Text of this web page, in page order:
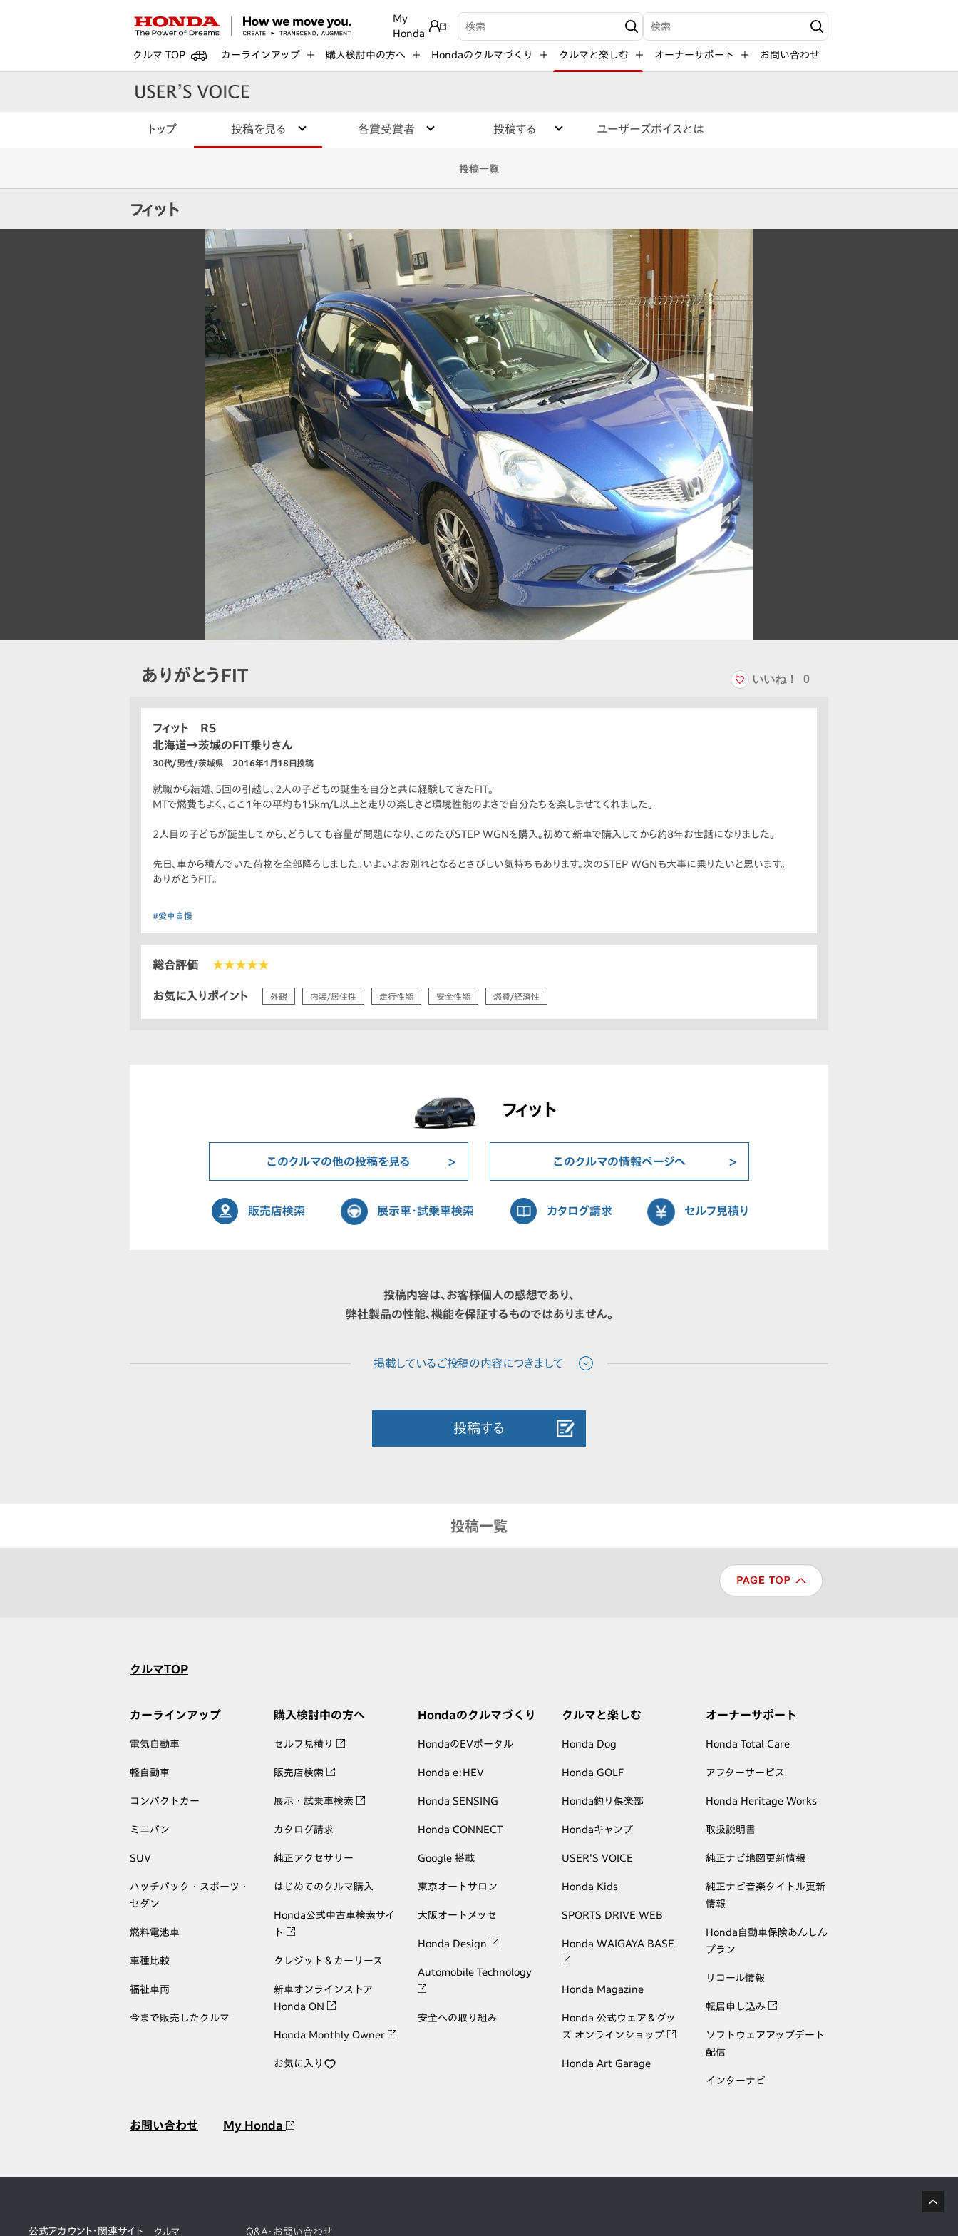
My
Honda
検索キーワード入力 検索キーワード入力
クルマ TOP カーラインアップ 購入検討中の方へ Hondaのクルマづくり クルマと楽しむ オーナーサポート お問い合わせ
トップ 投稿を見る 各賞受賞者 投稿する ユーザーズボイスとは
投稿一覧
フィット
ありがとうFIT いいね！ 0
フィット RS
北海道→茨城のFIT乗りさん
30代/男性/茨城県 2016年1月18日投稿
就職から結婚、5回の引越し、2人の子どもの誕生を自分と共に経験してきたFIT。
MTで燃費もよく、ここ1年の平均も15km/L以上と走りの楽しさと環境性能のよさで自分たちを楽しませてくれました。
2人目の子どもが誕生してから、どうしても容量が問題になり、このたびSTEP WGNを購入。初めて新車で購入してから約8年お世話になりました。
先日、車から積んでいた荷物を全部降ろしました。いよいよお別れとなるとさびしい気持ちもあります。次のSTEP WGNも大事に乗りたいと思います。
ありがとうFIT。
#愛車自慢
総合評価 ★★★★★
お気に入りポイント 外観 内装/居住性 走行性能 安全性能 燃費/経済性
フィット
このクルマの他の投稿を見る このクルマの情報ページへ
販売店検索 展示車・試乗車検索 カタログ請求 セルフ見積り
投稿内容は、お客様個人の感想であり、
弊社製品の性能、機能を保証するものではありません。
投稿する
投稿一覧
クルマTOP
カーラインアップ
電気自動車
軽自動車
コンパクトカー
ミニバン
SUV
ハッチバック・スポーツ・
セダン
燃料電池車
車種比較
福祉車両
今まで販売したクルマ
購入検討中の方へ
セルフ見積り
販売店検索
展示・試乗車検索
カタログ請求
純正アクセサリー
はじめてのクルマ購入
Honda公式中古車検索サイ
ト
クレジット＆カーリース
新車オンラインストア
Honda ON
Honda Monthly Owner
お気に入り
Hondaのクルマづくり
HondaのEVポータル
Honda e:HEV
Honda SENSING
Honda CONNECT
Google 搭載
東京オートサロン
大阪オートメッセ
Honda Design
Automobile Technology
安全への取り組み
クルマと楽しむ
Honda Dog
Honda GOLF
Honda釣り倶楽部
Hondaキャンプ
USER'S VOICE
Honda Kids
SPORTS DRIVE WEB
Honda WAIGAYA BASE
Honda Magazine
Honda 公式ウェア＆グッ
ズ オンラインショップ
Honda Art Garage
オーナーサポート
Honda Total Care
アフターサービス
Honda Heritage Works
取扱説明書
純正ナビ地図更新情報
純正ナビ音楽タイトル更新
情報
Honda自動車保険あんしん
プラン
リコール情報
転居申し込み
ソフトウェアアップデート
配信
インターナビ
お問い合わせ My Honda
公式アカウント・関連サイト クルマ Q&A・お問い合わせ